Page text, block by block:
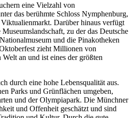
eine Vielzahl von
das berühmte Schloss Nymphenburg,
Darüber hinaus verfügt
zu der das Deutsche
und die Pinakotheken
zieht Millionen von
Welt an und ist eines der größten
durch eine hohe Lebensqualität aus.
Parks und Grünflächen umgeben,
und der Olympiapark. Die Münchner
und Offenheit geschätzt und sind